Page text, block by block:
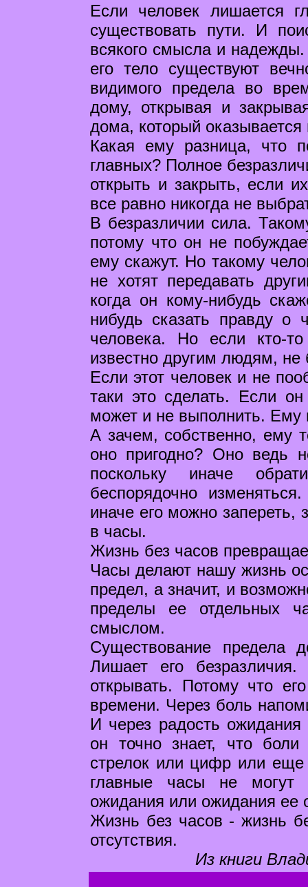
Если человек лишается
существовать пути. И
всякого смысла и
его тело существуют
видимого предела во
дому, открывая и
дома, который
Какая ему разница, что
главных? Полное
открыть и закрыть, если
все равно никогда не
В безразличии сила.
потому что он не
ему скажут. Но такому
не хотят передавать
когда он кому-нибудь
нибудь сказать правду о
человека. Но если кто-то
известно другим людям, не
Если этот человек и не
таки это сделать. Если
может и не выполнить. Ему
А зачем, собственно, ему
оно пригодно? Оно ведь
поскольку иначе
беспорядочно
иначе его можно запереть,
в часы.
Жизнь без часов
Часы делают нашу жизнь
предел, а значит, и
пределы ее отдельных
смыслом.
Существование предела
Лишает его
открывать. Потому что
времени. Через боль
И через радость
он точно знает, что
стрелок или цифр или еще
главные часы не могут
ожидания или ожидания ее
Жизнь без часов - жизнь
отсутствия.
Из книги